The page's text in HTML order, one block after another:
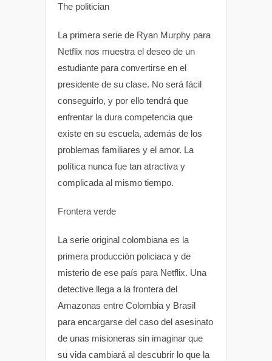
The politician
La primera serie de Ryan Murphy para
Netflix nos muestra el deseo de un
estudiante para convertirse en el
presidente de su clase. No será fácil
conseguirlo, y por ello tendrá que
enfrentar la dura competencia que
existe en su escuela, además de los
problemas familiares y el amor. La
política nunca fue tan atractiva y
complicada al mismo tiempo.
Frontera verde
La serie original colombiana es la
primera producción policiaca y de
misterio de ese país para Netflix. Una
detective llega a la frontera del
Amazonas entre Colombia y Brasil
para encargarse del caso del asesinato
de unas misioneras sin imaginar que
su vida cambiará al descubrir lo que la